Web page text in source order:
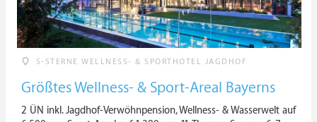
5-STERNE WELLNESS- & SPORTHOTEL JAGDHOF
Größtes Wellness- & Sport-Areal Bayerns
2 ÜN inkl. Jagdhof-Verwöhnpension, Wellness- & Wasserwelt auf